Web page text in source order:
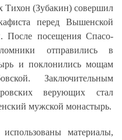
Тихон (Зубакин) совершил
перед Вышенской
После посещения Спасо-
отправились в
и поклонились мощам
Заключительным
верующих стал
мужской монастырь.
материалы,